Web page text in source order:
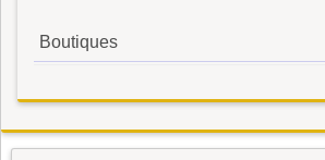
Boutiques